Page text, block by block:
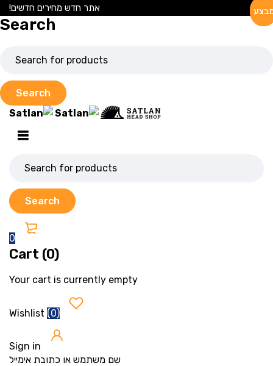
אתר חדש מחירים חדשים!
Search
0
Cart (0)
Your cart is currently empty
(0)
שם משתמש או כתובת אימייל